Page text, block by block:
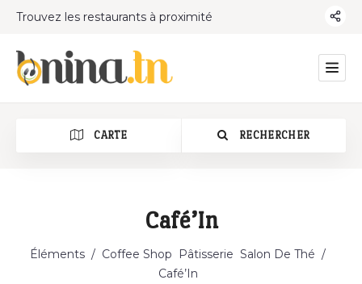
Trouvez les restaurants à proximité
CARTE RECHERCHER
Catégorie
Café’In
Éléments / Coffee Shop Pâtisserie Salon De Thé /
Café’In